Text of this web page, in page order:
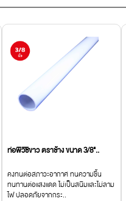
ท่อพีวีซีขาว ตราช้าง ขนาด 3/8"..
คงทนต่อสภาวะอากาศ ทนความชื้น
ทนทานต่อแสงแดด ไม่เป็นสนิมและไม่ลาม
ไฟ ปลอดภัยจากกระ..